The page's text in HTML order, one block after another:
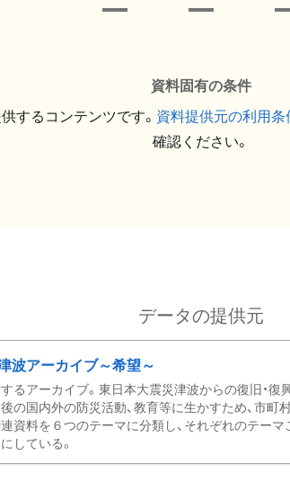
資料固有の条件
するコンテンツです。 資料提供元の利用条
確認ください。
データの提供元
波アーカイブ～希望～
るアーカイブ。東日本大震災津波からの復旧・
の国内外の防災活動、教育等に生かすため、市
資料を６つのテーマに分類し、それぞれのテー
している。